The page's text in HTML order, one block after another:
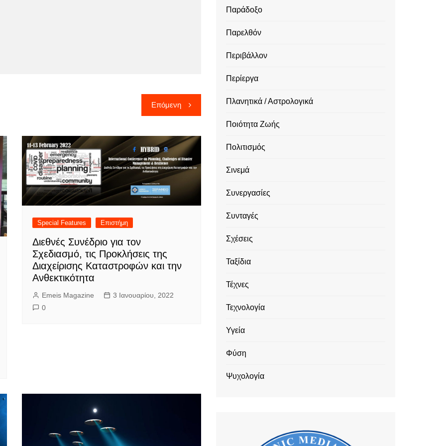
Επόμενη
Special Features Επιστήμη
Διεθνές Συνέδριο για τον
Σχεδιασμό, τις Προκλήσεις της
Διαχείρισης Καταστροφών και την
Ανθεκτικότητα
Emeis Magazine
3 Ιανουαρίου, 2022
0
Παράδοξο
Παρελθόν
Περιβάλλον
Περίεργα
Πλανητικά / Αστρολογικά
Ποιότητα Ζωής
Πολιτισμός
Σινεμά
Συνεργασίες
Συνταγές
Σχέσεις
Ταξίδια
Τέχνες
Τεχνολογία
Υγεία
Φύση
Ψυχολογία